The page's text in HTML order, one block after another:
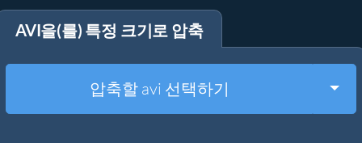
압축 해제
기타 도구
AVI을(를) 특정 크기로 압축
압축할 avi 선택하기